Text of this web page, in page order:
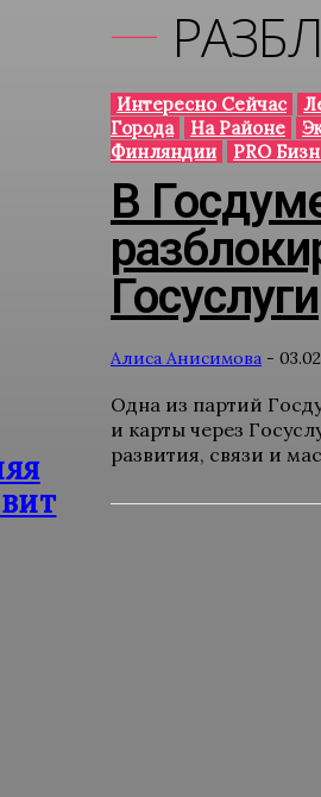
Интересно Сейчас
Города
На Районе
Финляндии
PRO
В
Госуслуги
Алиса Анисимова -
Одна из партий
и карты через
развития, связи и